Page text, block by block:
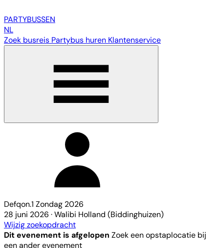
PARTYBUSSEN
NL
Zoek busreis Partybus huren Klantenservice
Defqon.1 Zondag 2026
28 juni 2026 ·Walibi Holland (Biddinghuizen)
Wijzig zoekopdracht
Dit evenement is afgelopen Zoek een opstaplocatie bij
een ander evenement